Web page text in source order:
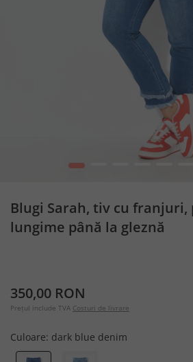
1
Blugi Sarah, tiv cu franjuri,
lungime până la gleznă
350,00 RON
Prețul include TVA Costuri de livrare
Culoare: dark blue denim